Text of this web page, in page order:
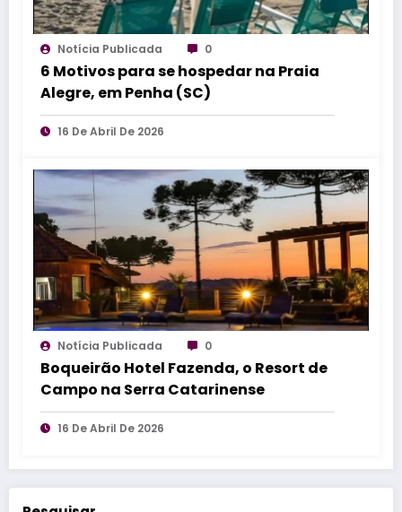
Notícia Publicada 0
6 Motivos para se hospedar na Praia
Alegre, em Penha (SC)
16 De Abril De 2026
Notícia Publicada 0
Boqueirão Hotel Fazenda, o Resort de
Campo na Serra Catarinense
16 De Abril De 2026